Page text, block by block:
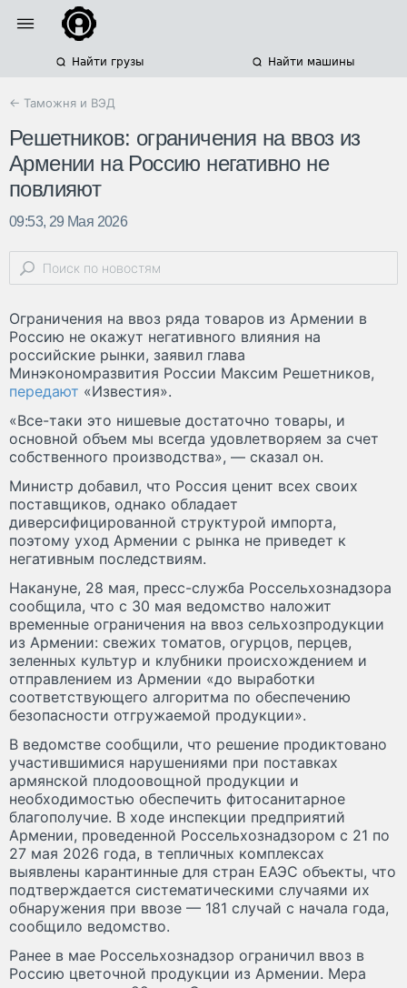
Найти грузы Найти машины
← Таможня и ВЭД
Решетников: ограничения на ввоз из
Армении на Россию негативно не
повлияют
09:53, 29 Мая 2026
Ограничения на ввоз ряда товаров из Армении в
Россию не окажут негативного влияния на
российские рынки, заявил глава
Минэкономразвития России Максим Решетников,
передают «Известия».
«Все-таки это нишевые достаточно товары, и
основной объем мы всегда удовлетворяем за счет
собственного производства», — сказал он.
Министр добавил, что Россия ценит всех своих
поставщиков, однако обладает
диверсифицированной структурой импорта,
поэтому уход Армении с рынка не приведет к
негативным последствиям.
Накануне, 28 мая, пресс-служба Россельхознадзора
сообщила, что с 30 мая ведомство наложит
временные ограничения на ввоз сельхозпродукции
из Армении: свежих томатов, огурцов, перцев,
зеленных культур и клубники происхождением и
отправлением из Армении «до выработки
соответствующего алгоритма по обеспечению
безопасности отгружаемой продукции».
В ведомстве сообщили, что решение продиктовано
участившимися нарушениями при поставках
армянской плодоовощной продукции и
необходимостью обеспечить фитосанитарное
благополучие. В ходе инспекции предприятий
Армении, проведенной Россельхознадзором с 21 по
27 мая 2026 года, в тепличных комплексах
выявлены карантинные для стран ЕАЭС объекты, что
подтверждается систематическими случаями их
обнаружения при ввозе — 181 случай с начала года,
сообщило ведомство.
Ранее в мае Россельхознадзор ограничил ввоз в
Россию цветочной продукции из Армении. Мера